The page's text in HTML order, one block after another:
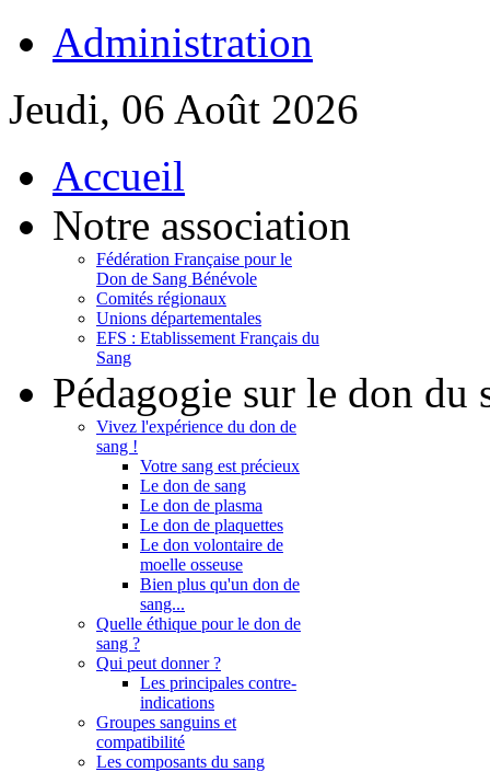
Administration
Jeudi, 06 Août 2026
Accueil
Notre association
Fédération Française pour le
Don de Sang Bénévole
Comités régionaux
Unions départementales
EFS : Etablissement Français du
Sang
Pédagogie sur le don du
Vivez l'expérience du don de
sang !
Votre sang est précieux
Le don de sang
Le don de plasma
Le don de plaquettes
Le don volontaire de
moelle osseuse
Bien plus qu'un don de
sang...
Quelle éthique pour le don de
sang ?
Qui peut donner ?
Les principales contre-
indications
Groupes sanguins et
compatibilité
Les composants du sang